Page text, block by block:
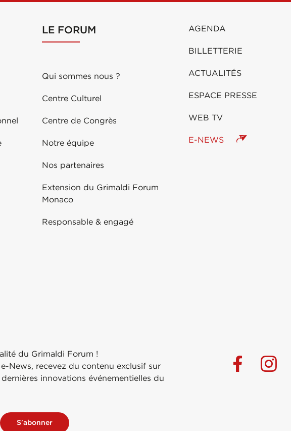
LE FORUM
Qui sommes nous ?
Centre Culturel
Centre de Congrès
Notre équipe
Nos partenaires
Extension du Grimaldi Forum
Monaco
Responsable & engagé
AGENDA
BILLETTERIE
ACTUALITÉS
ESPACE PRESSE
WEB TV
E-NEWS
du Grimaldi Forum !
News, recevez du contenu exclusif sur
innovations événementielles du
S'abonner